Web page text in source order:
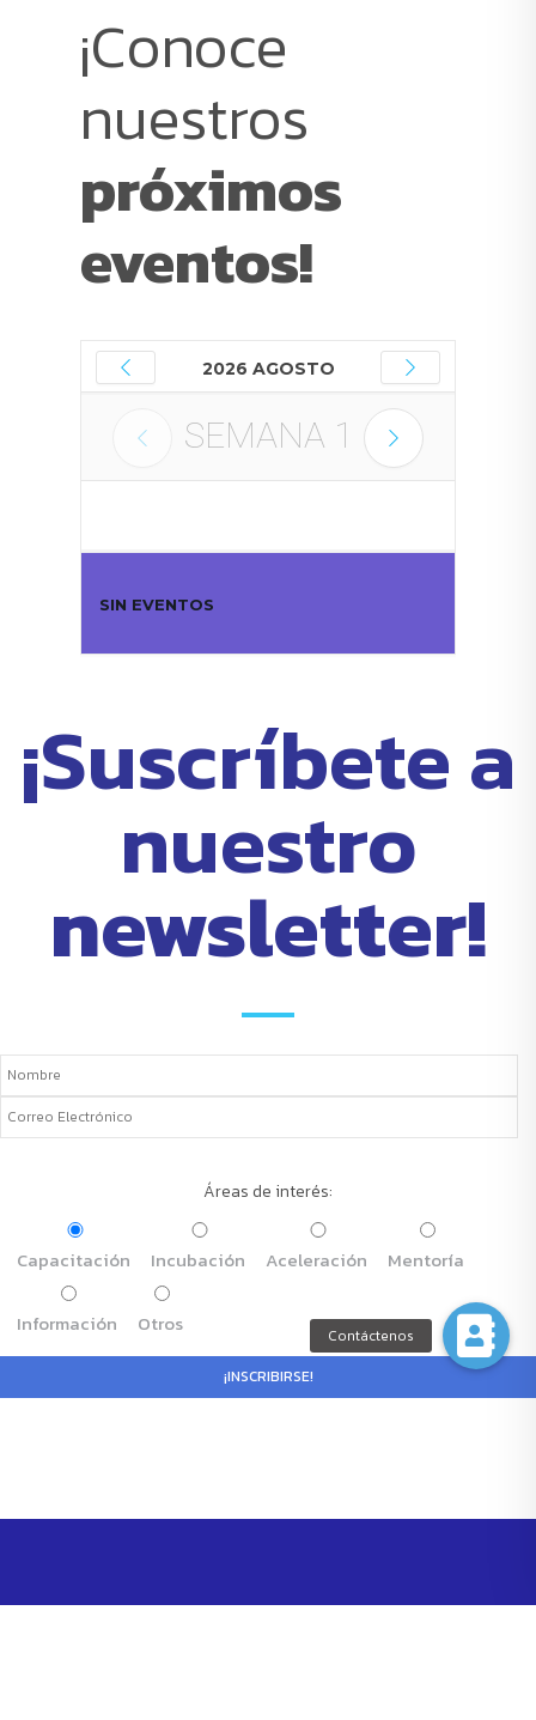
¡Conoce
nuestros
próximos
eventos!
2026 AGOSTO
SEMANA 1
SIN EVENTOS
¡Suscríbete a
nuestro
newsletter!
Áreas de interés:
Capacitación Incubación Aceleración Mentoría
Información Otros